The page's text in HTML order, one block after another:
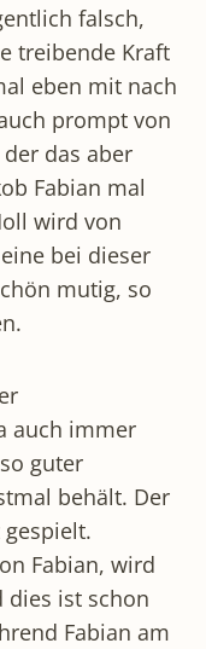
falsch,
treibende Kraft
eben mit nach
prompt von
das aber
Fabian mal
wird von
bei dieser
mutig, so
auch immer
guter
behält. Der
Fabian, wird
dies ist schon
Fabian am